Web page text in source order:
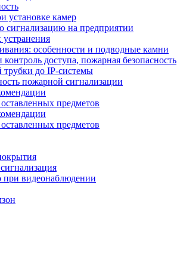
установке камер
сигнализацию на предприятии
особенности и подводные камни
доступа, пожарная безопасность
трубки до IP-системы
пожарной сигнализации
предметов
предметов
при видеонаблюдении